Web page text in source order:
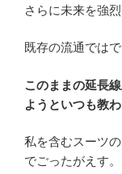
さらに未来を強烈
既存の流通ではで
このままの延長
ようといつも教わ
私を含むスーツ
でごったがえす。